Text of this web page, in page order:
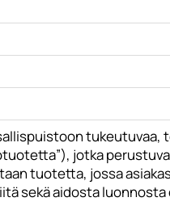
jotka
tuotetta, jossa
sekä aidosta luonnosta